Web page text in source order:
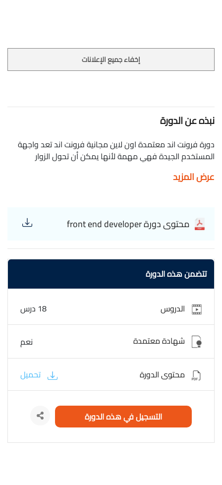
إخفاء جميع الإعلانات
نبذه عن الدورة
دورة فرونت اند معتمدة اون لاين مجانية فرونت اند تعد واجهة
المستخدم الجيدة فهي مهمة لأنها يمكن أن تحول الزوار
وموقع الويب أو تطبيق الويب الخاص بك. كورس فرونت اند يركز
عرض المزيد
محتوى دورة front end developer
تتضمن هذه الدورة
الدروس 18 درس
شهادة معتمدة نعم
محتوى الدورة تحميل
التسجيل في هذه الدورة